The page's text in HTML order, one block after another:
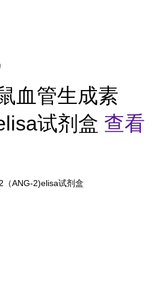
血管生成素
试剂盒 查看
（ANG-2)elisa试剂盒